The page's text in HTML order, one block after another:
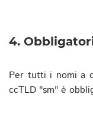
4.
Per tutti i nomi a
ccTLD "sm" è